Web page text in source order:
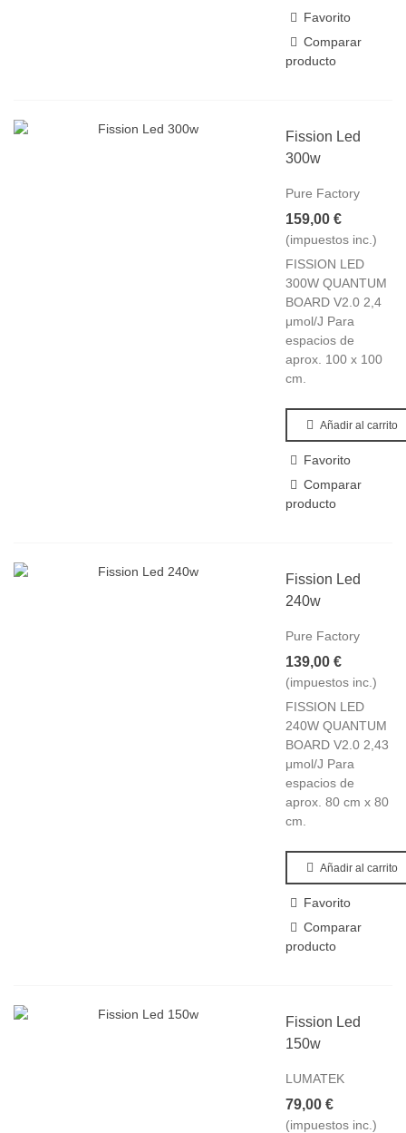
Favorito
Comparar
producto
Fission Led
300w
Pure Factory
159,00 €
(impuestos inc.)
FISSION LED
300W QUANTUM
BOARD V2.0 2,4
μmol/J Para
espacios de
aprox. 100 x 100
cm.
Añadir al carrito
Favorito
Comparar
producto
Fission Led
240w
Pure Factory
139,00 €
(impuestos inc.)
FISSION LED
240W QUANTUM
BOARD V2.0 2,43
μmol/J Para
espacios de
aprox. 80 cm x 80
cm.
Añadir al carrito
Favorito
Comparar
producto
Fission Led
150w
LUMATEK
79,00 €
(impuestos inc.)